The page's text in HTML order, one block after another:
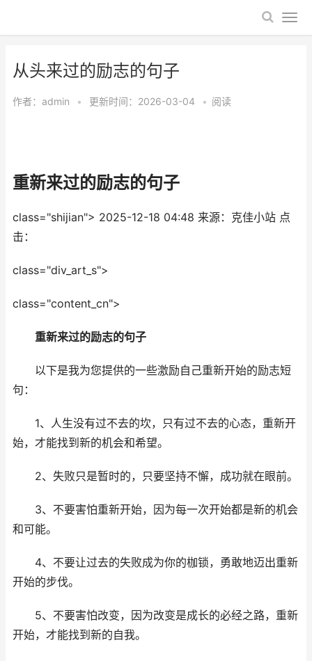
​从头来过的励志的句子
作者： admin • 更新时间：2026-03-04 • 阅读
​重新来过的励志的句子
class="shijian"> 2025-12-18 04:48 来源：克佳小站 点
击：
class="div_art_s">
class="content_cn">
重新来过的励志的句子
以下是我为您提供的一些激励自己重新开始的励志短
句：
1、人生没有过不去的坎，只有过不去的心态，重新开
始，才能找到新的机会和希望。
2、失败只是暂时的，只要坚持不懈，成功就在眼前。
3、不要害怕重新开始，因为每一次开始都是新的机会
和可能。
4、不要让过去的失败成为你的枷锁，勇敢地迈出重新
开始的步伐。
5、不要害怕改变，因为改变是成长的必经之路，重新
开始，才能找到新的自我。